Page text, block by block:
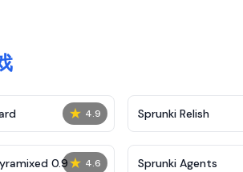
★ 4.9 Sprunki Relish
★ 4.6
0.9 Sprunki Agents